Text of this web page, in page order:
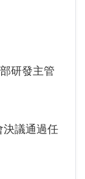
研發主管
決議通過任